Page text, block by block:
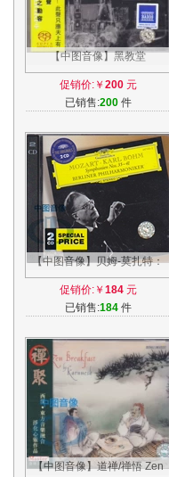
【中图音像】黑教堂
CANTATE DOMINO SACD 天
碟 PRSACD7762
促销价:￥ 200元
已销售:200件
【中图音像】贝姆-莫扎特：
No.35-41交响曲2CD 环球
4474162
促销价:￥ 184元
已销售:184件
【中图音像】道禅/禅悟 Zen